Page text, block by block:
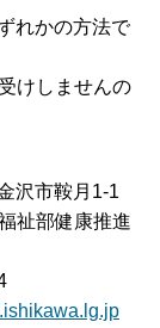
れかの方法で
けしませんの
鞍月1-1
康推進